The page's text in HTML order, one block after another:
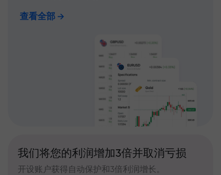
查看全部
我们将您的利润增加3倍并取消亏损
开设账户获得自动保护和3倍利润增长。